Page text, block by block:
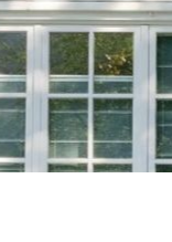
Impressum
Datenschutz